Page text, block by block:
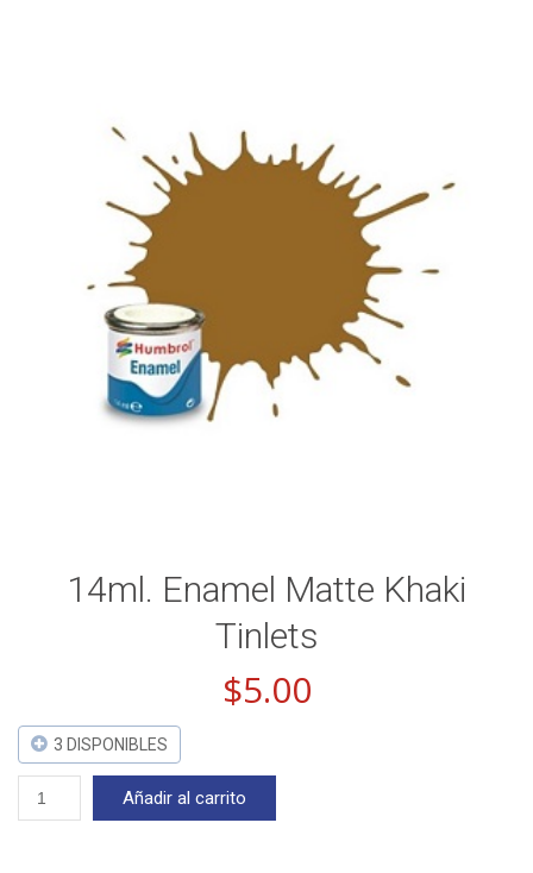
14ml. Enamel Matte Khaki
Tinlets
$5.00
3 DISPONIBLES
14ml.
Enamel
Añadir al carrito